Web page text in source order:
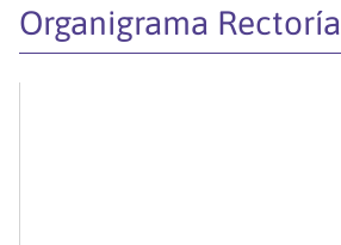
Organigrama Rectoría